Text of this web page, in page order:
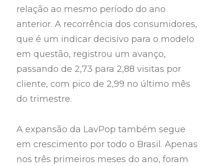
relação ao mesmo período do ano
anterior. A recorrência dos consumidores,
que é um indicar decisivo para o modelo
em questão, registrou um avanço,
passando de 2,73 para 2,88 visitas por
cliente, com pico de 2,99 no último mês
do trimestre.
A expansão da LavPop também segue
em crescimento por todo o Brasil. Apenas
nos três primeiros meses do ano, foram